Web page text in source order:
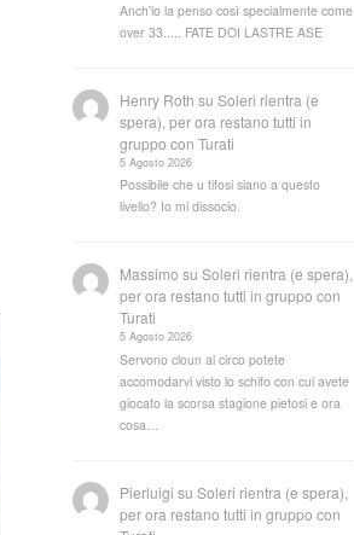
Anch'io la penso così specialmente come
over 33..... FATE DOI LASTRE ASE
Henry Roth suSoleri rientra (e
spera), per ora restano tutti in
gruppo con Turati
5 Agosto 2026
Possibile che u tifosi siano a questo
livello? Io mi dissocio.
Massimo suSoleri rientra (e spera),
per ora restano tutti in gruppo con
Turati
5 Agosto 2026
Servono cloun al circo potete
accomodarvi visto lo schifo con cui avete
giocato la scorsa stagione pietosi e ora
cosa…
Pierluigi suSoleri rientra (e spera),
per ora restano tutti in gruppo con